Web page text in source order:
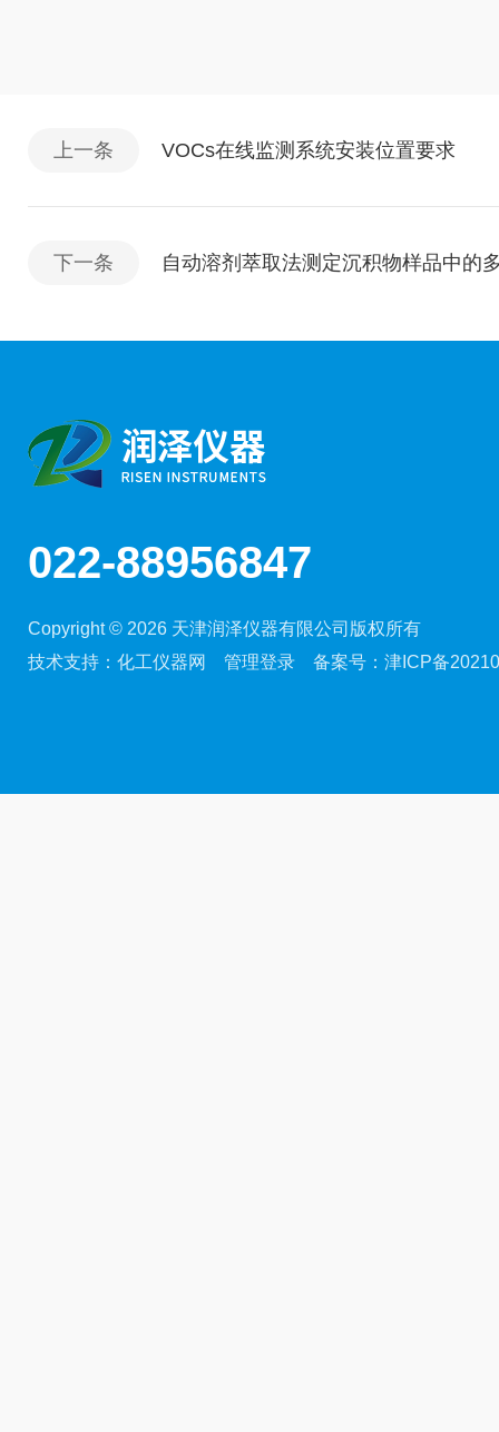
上一条 VOCs在线监测系统安装位置要求
下一条 自动溶剂萃取法测定沉积物样品中的
022-88956847
Copyright © 2026 天津润泽仪器有限公司版权所有
技术支持： 化工仪器网 管理登录 备案号： 津ICP备